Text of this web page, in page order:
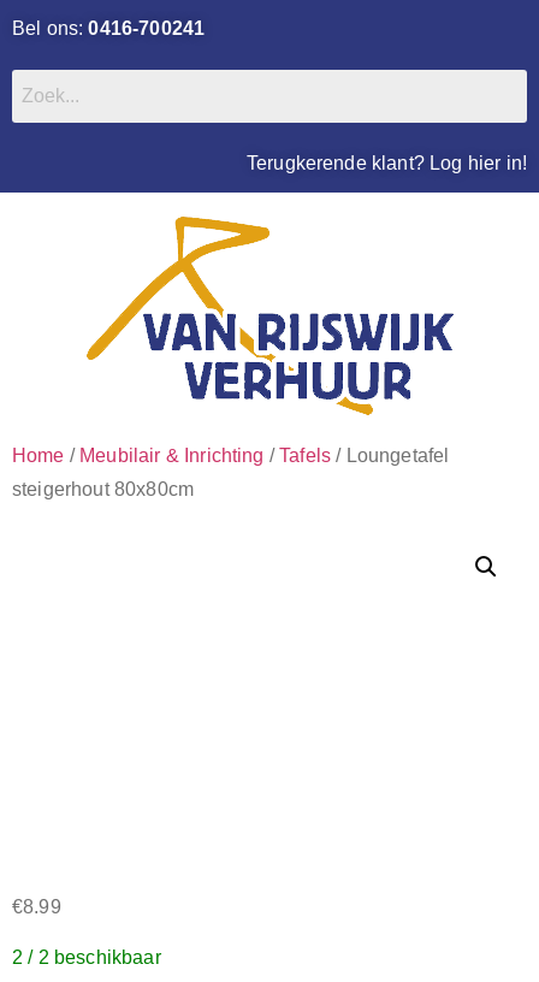
Bel ons:0416-700241
Terugkerende klant? Log hier in!
Home / Meubilair & Inrichting /Tafels / Loungetafel
steigerhout 80x80cm
€8.99
2 / 2 beschikbaar